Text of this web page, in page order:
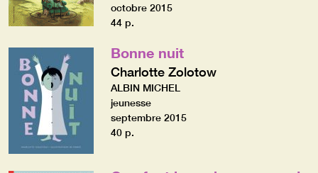
octobre 2015
44 p.
Bonne nuit
Charlotte Zolotow
ALBIN MICHEL
jeunesse
septembre 2015
40 p.